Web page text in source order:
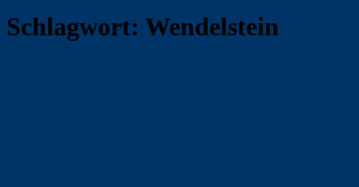
Schlagwort: Wendelstein